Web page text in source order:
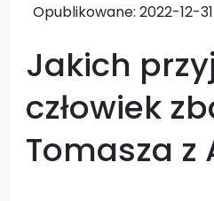
Opublikowane: 2022-12-31
Jakich
człowiek
Tomasza z